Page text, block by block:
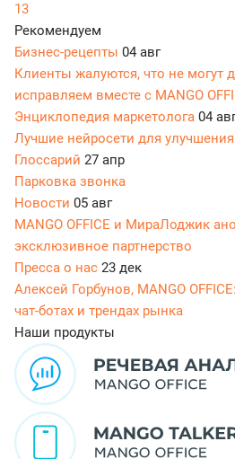
13
Рекомендуем
Бизнес-рецепты 04 авг
Клиенты жалуются, что не могут
исправляем вместе с MANGO
Энциклопедия маркетолога 04
Лучшие нейросети для
Глоссарий 27 апр
Парковка звонка
Новости 05 авг
MANGO OFFICE и МираЛоджик
эксклюзивное партнерство
Пресса о нас 23 дек
Алексей Горбунов, MANGO
чат-ботах и трендах рынка
Наши продукты